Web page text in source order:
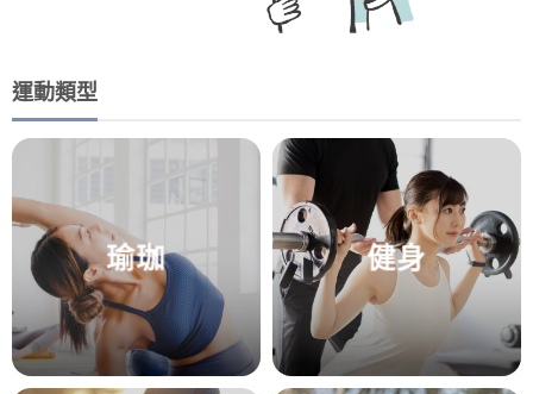
運動類型
瑜珈 健身